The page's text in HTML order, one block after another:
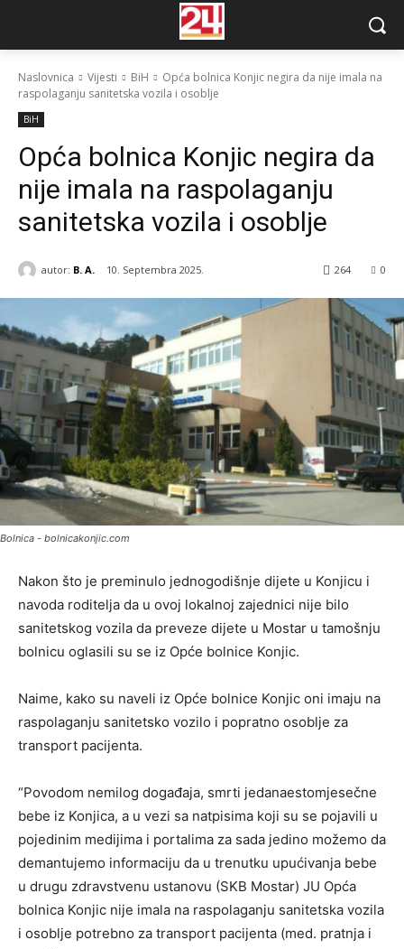
Naslovnica Vijesti BiH
Opća bolnica Konjic negira da nije imala na
raspolaganju sanitetska vozila i osoblje
BiH
Opća bolnica Konjic negira da
nije imala na raspolaganju
sanitetska vozila i osoblje
autor: B. A. 10. Septembra 2025. 0
264
Bolnica - bolnicakonjic.com
Nakon što je preminulo jednogodišnje dijete u Konjicu i
navoda roditelja da u ovoj lokalnoj zajednici nije bilo
sanitetskog vozila da preveze dijete u Mostar u tamošnju
bolnicu oglasili su se iz Opće bolnice Konjic.
Naime, kako su naveli iz Opće bolnice Konjic oni imaju na
raspolaganju sanitetsko vozilo i popratno osoblje za
transport pacijenta.
“Povodom nemilog događaja, smrti jedanaestomjesečne
bebe iz Konjica, a u vezi sa natpisima koji su se pojavili u
pojedinim medijima i portalima za sada jedino možemo da
demantujemo informaciju da u trenutku upućivanja bebe
u drugu zdravstvenu ustanovu (SKB Mostar) JU Opća
bolnica Konjic nije imala na raspolaganju sanitetska vozila
i osoblje potrebno za transport pacijenta (med. pratnja i